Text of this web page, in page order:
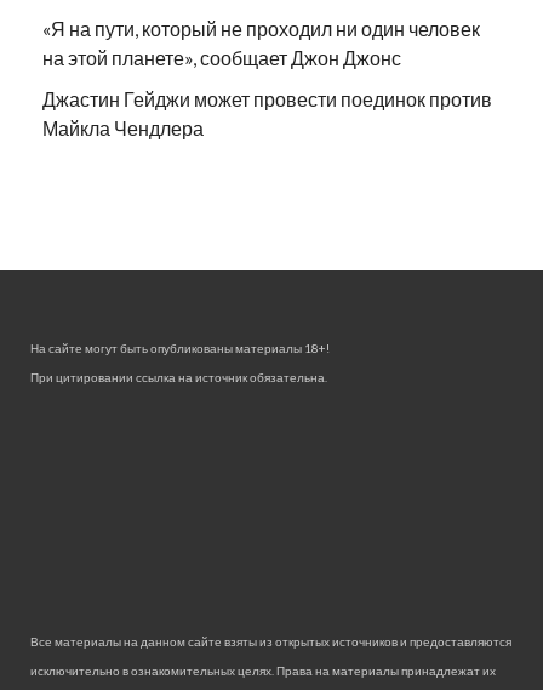
«Я на пути, который не проходил ни один человек
на этой планете», сообщает Джон Джонс
Джастин Гейджи может провести поединок против
Майкла Чендлера
На сайте могут быть опубликованы материалы 18+!
При цитировании ссылка на источник обязательна.
Все материалы на данном сайте взяты из открытых источников и предоставляются
исключительно в ознакомительных целях. Права на материалы принадлежат их